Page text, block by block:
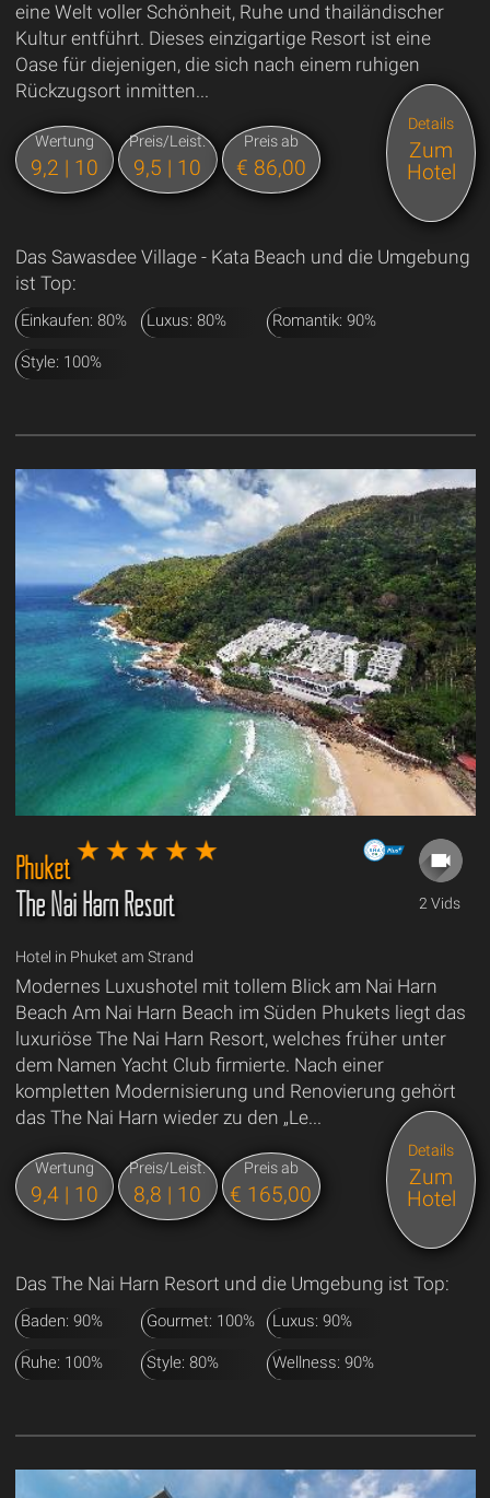
eine Welt voller Schönheit, Ruhe und thailändischer
Kultur entführt. Dieses einzigartige Resort ist eine
Oase für diejenigen, die sich nach einem ruhigen
Rückzugsort inmitten...
Wertung
9,2 | 10
Preis/Leist.
9,5 | 10
Preis ab
€ 86,00
Details
Zum
Hotel
Das Sawasdee Village - Kata Beach und die Umgebung
ist Top:
Einkaufen: 80% Luxus: 80% Romantik: 90%
Style: 100%
2 Vids
Phuket
The Nai Harn Resort
Hotel in Phuket am Strand
Modernes Luxushotel mit tollem Blick am Nai Harn
Beach Am Nai Harn Beach im Süden Phukets liegt das
luxuriöse The Nai Harn Resort, welches früher unter
dem Namen Yacht Club firmierte. Nach einer
kompletten Modernisierung und Renovierung gehört
das The Nai Harn wieder zu den „Le...
Wertung
9,4 | 10
Preis/Leist.
8,8 | 10
Preis ab
€ 165,00
Details
Zum
Hotel
Das The Nai Harn Resort und die Umgebung ist Top:
Baden: 90% Gourmet: 100% Luxus: 90%
Ruhe: 100% Style: 80% Wellness: 90%